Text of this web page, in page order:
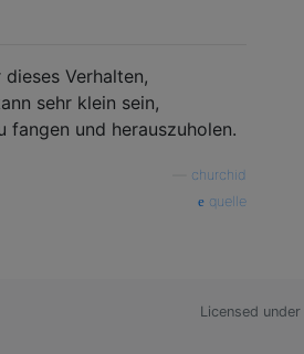
Verhalten,
sehr klein sein,
fangen und herauszuholen.
churchid
quelle
Licensed under